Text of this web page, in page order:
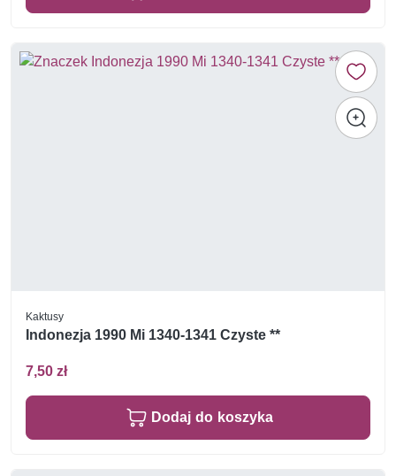
Kaktusy
Indonezja 1990 Mi 1340-1341 Czyste **
7,50 zł
Dodaj do koszyka